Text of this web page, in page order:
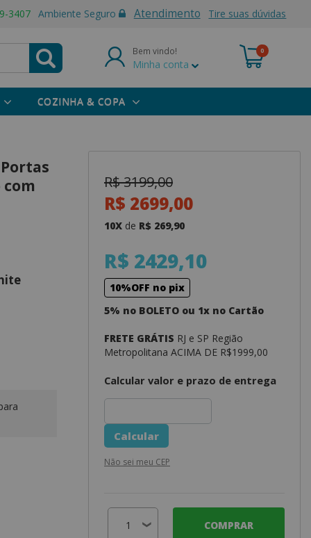
3407 Ambiente Seguro Atendimento Tire suas dúvidas
Bem vindo!
Minha conta
0
COZINHA & COPA
R$ 3199,00
R$ 2699,00
10X de R$ 269,90
R$ 2429,10
10%OFF no pix
5% no BOLETO ou 1x no Cartão
FRETE GRÁTIS RJ e SP Região
Metropolitana ACIMA DE R$1999,00
Calcular valor e prazo de entrega
Não sei meu CEP
COMPRAR